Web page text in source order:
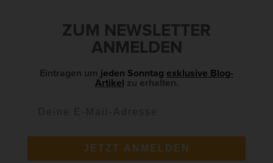
ZUM NEWSLETTER
ANMELDEN
Eintragen um jeden Sonntag exklusive Blog-
Artikel zu erhalten.
JETZT ANMELDEN